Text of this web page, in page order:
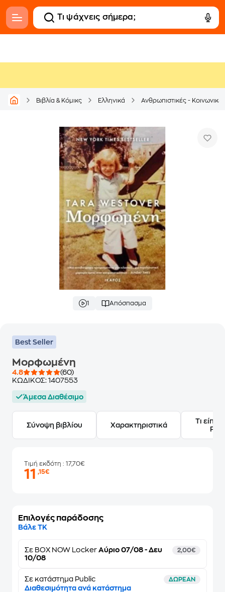
Βιβλία & Κόμικς Ελληνικά Ανθρωπιστικές -
1 Απόσπασμα
Best Seller
Μορφωμένη
4.8
(60)
ΚΩΔΙΚΟΣ: 1407553
Άμεσα Διαθέσιμο
Σύνοψη βιβλίου Χαρακτηριστικά
Τι
Τιμή εκδότη : 17,70€
11,15€
Επιλογές παράδοσης
Βάλε ΤΚ
Σε BOX NOW Locker Αύριο 07/08 - Δευ
10/08
2,00€
Σε κατάστημα Public ΔΩΡΕΑΝ
Διαθεσιμότητα ανά κατάστημα